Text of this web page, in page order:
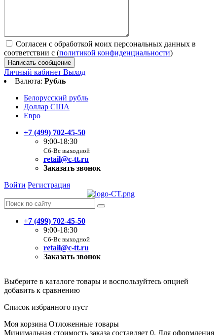
Согласен с обработкой моих персональных данных в
соответствии с (политикой конфиденциальности)
Написать сообщение
Личный кабинет Выход
Валюта: Рубль
Белорусский рубль
Доллар США
Евро
+7 (499) 702-45-50
9:00-18:30
Сб-Вс выходной
retail@c-tt.ru
Заказать звонок
Войти Регистрация
+7 (499) 702-45-50
9:00-18:30
Сб-Вс выходной
retail@c-tt.ru
Заказать звонок
Выберите в каталоге товары и воспользуйтесь опцией
добавить к сравнению
Список избранного пуст
Моя корзина Отложенные товары
Минимальная стоимость заказа составляет 0. Для оформления